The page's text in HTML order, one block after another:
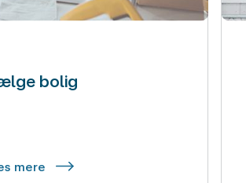
bolig
mere